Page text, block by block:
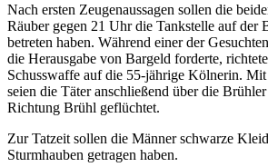
Nach ersten Zeugenaussagen sollen die
Räuber gegen 21 Uhr die Tankstelle auf der
betreten haben. Während einer der
die Herausgabe von Bargeld forderte,
Schusswaffe auf die 55-jährige Kölnerin.
seien die Täter anschließend über die
Richtung Brühl geflüchtet.
Zur Tatzeit sollen die Männer schwarze
Sturmhauben getragen haben.